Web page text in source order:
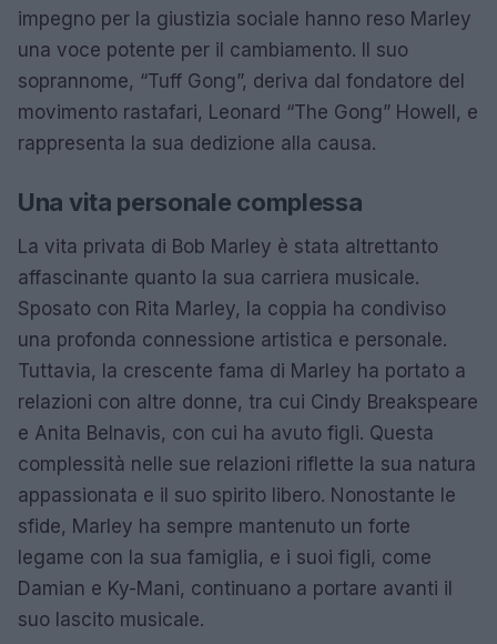
impegno per la giustizia sociale hanno reso Marley
una voce potente per il cambiamento. Il suo
soprannome, “Tuff Gong”, deriva dal fondatore del
movimento rastafari, Leonard “The Gong” Howell, e
rappresenta la sua dedizione alla causa.
Una vita personale complessa
La vita privata di Bob Marley è stata altrettanto
affascinante quanto la sua carriera musicale.
Sposato con Rita Marley, la coppia ha condiviso
una profonda connessione artistica e personale.
Tuttavia, la crescente fama di Marley ha portato a
relazioni con altre donne, tra cui Cindy Breakspeare
e Anita Belnavis, con cui ha avuto figli. Questa
complessità nelle sue relazioni riflette la sua natura
appassionata e il suo spirito libero. Nonostante le
sfide, Marley ha sempre mantenuto un forte
legame con la sua famiglia, e i suoi figli, come
Damian e Ky-Mani, continuano a portare avanti il
suo lascito musicale.